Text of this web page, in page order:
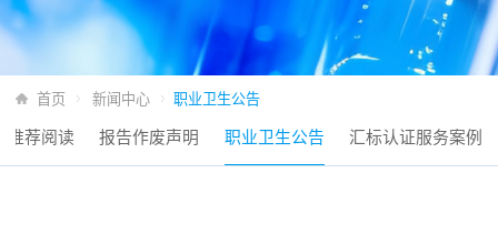
首页 新闻中心 职业卫生公告
推荐阅读 报告作废声明 职业卫生公告 汇标认证服务案例